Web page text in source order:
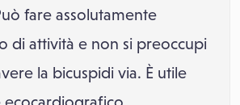
fare assolutamente
di attività e non si preoccupi
la bicuspidi via. È utile